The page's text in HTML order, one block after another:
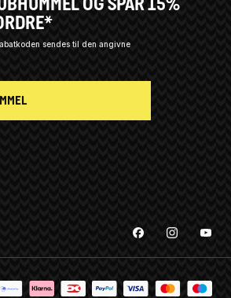
sendes til den angivne